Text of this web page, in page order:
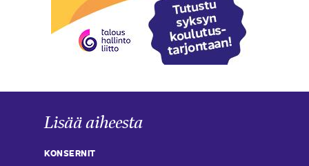
Lisää aiheesta
KONSERNIT